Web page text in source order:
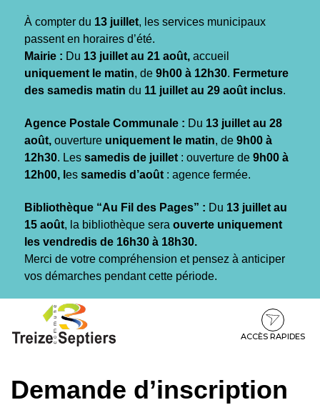
À compter du 13 juillet, les services municipaux
passent en horaires d’été.
Mairie : Du 13 juillet au 21 août, accueil
uniquement le matin, de 9h00 à 12h30. Fermeture
des samedis matin du 11 juillet au 29 août inclus.
Agence Postale Communale : Du 13 juillet au 28
août, ouverture uniquement le matin, de 9h00 à
12h30. Les samedis de juillet : ouverture de 9h00 à
12h00, l es samedis d’août : agence fermée.
Bibliothèque “Au Fil des Pages” : Du 13 juillet au
15 août, la bibliothèque sera ouverte uniquement
les vendredis de 16h30 à 18h30.
Merci de votre compréhension et pensez à anticiper
vos démarches pendant cette période.
contenu
pied
ACCÈS RAPIDES
Demande d’inscription